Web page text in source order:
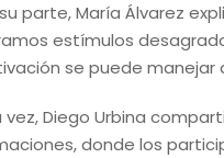
parte, María Álvarez
estímulos
se puede manejar
vez, Diego Urbina
donde los